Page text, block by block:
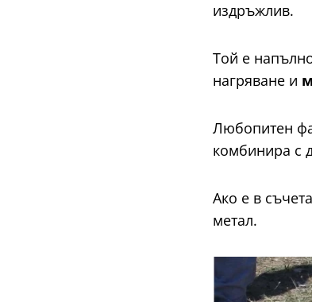
издръжлив.
Той е
нагряване и
Любопитен
комбинира с
Ако е в
метал.